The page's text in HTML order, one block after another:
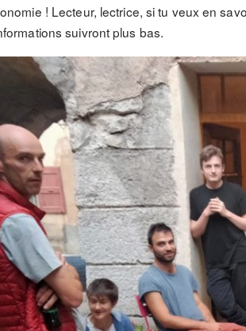
! Lecteur, lectrice, si tu veux en
suivront plus bas.